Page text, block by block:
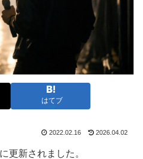
はてブ
2022.02.16 2026.04.02
更新されました。